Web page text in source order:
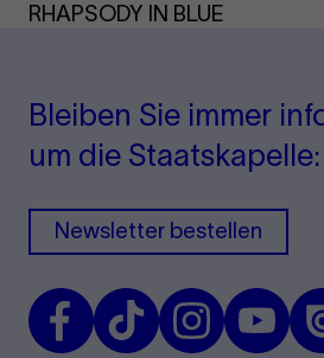
RHAPSODY IN BLUE
Bleiben Sie immer
um die Staatskapelle:
Newsletter bestellen
FacebookTikTok InstagramYoutube